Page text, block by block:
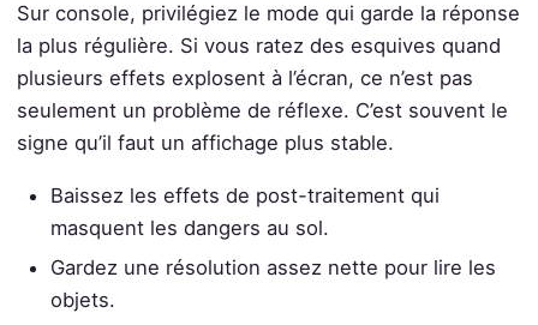
Sur console, privilégiez le mode qui garde la réponse
la plus régulière. Si vous ratez des esquives quand
plusieurs effets explosent à l’écran, ce n’est pas
seulement un problème de réflexe. C’est souvent le
signe qu’il faut un affichage plus stable.
Baissez les effets de post-traitement qui
masquent les dangers au sol.
Gardez une résolution assez nette pour lire les
objets.